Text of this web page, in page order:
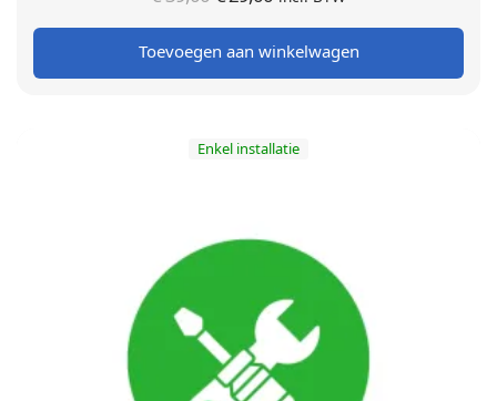
prijs was:
€ 39,00.
prijs is:
€ 29,00.
Toevoegen aan winkelwagen
Enkel installatie